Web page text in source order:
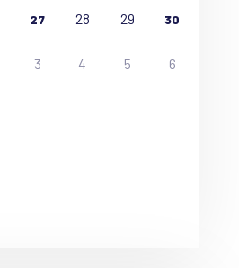
27 28 29 30
3 4 5 6